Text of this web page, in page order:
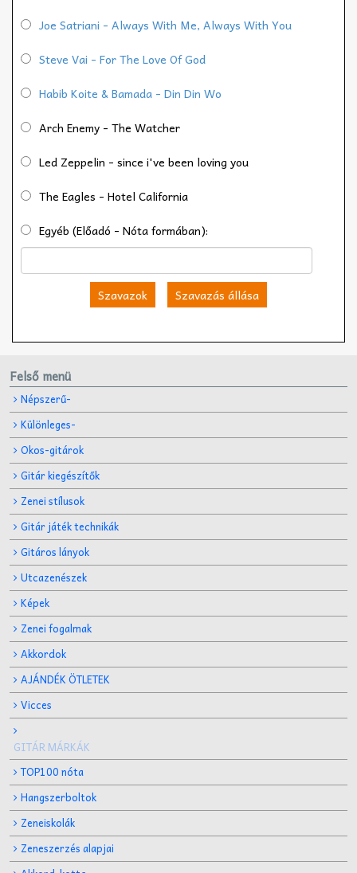
Joe Satriani - Always With Me, Always With You
Steve Vai - For The Love Of God
Habib Koite & Bamada - Din Din Wo
Arch Enemy - The Watcher
Led Zeppelin - since i've been loving you
The Eagles - Hotel California
Egyéb (Előadó - Nóta formában):
Szavazok Szavazás állása
Felső menü
Népszerű-
Különleges-
Okos-gitárok
Gitár kiegészítők
Zenei stílusok
Gitár játék technikák
Gitáros lányok
Utcazenészek
Képek
Zenei fogalmak
Akkordok
AJÁNDÉK ÖTLETEK
Vicces
GITÁR MÁRKÁK
TOP100 nóta
Hangszerboltok
Zeneiskolák
Zeneszerzés alapjai